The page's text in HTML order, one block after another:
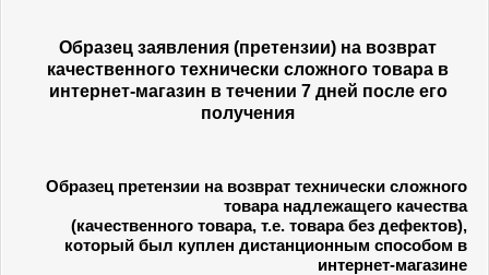
Образец заявления (претензии) на возврат
качественного технически сложного товара в
интернет-магазин в течении 7 дней после его
получения
Образец претензии на возврат технически сложного
товара надлежащего качества
(качественного товара, т.е. товара без дефектов),
который был куплен дистанционным способом в
интернет-магазине